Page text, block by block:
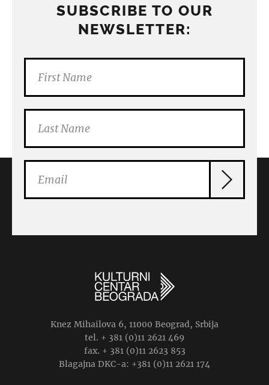
SUBSCRIBE TO OUR
NEWSLETTER:
Knez Mihailova 6, 11000 Beograd, Srbija
tel. + 381 (0)11 2621 469
fax. + 381 (0)11 2623 853
Blagajna DKC-a: +381 (0)11 2621 174